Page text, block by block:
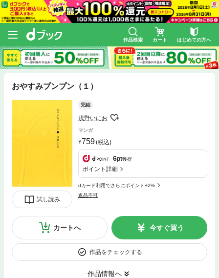
作品検索 カート はじめての方へ
おやすみプンプン（１）
試し読み
完結
浅野いにお
マンガ
759(税込)
6pt獲得
ポイント詳細
dカード利用でさらにポイント+2%
返品不可
カートへ 今すぐ買う
作品をチェックする
作品情報へ